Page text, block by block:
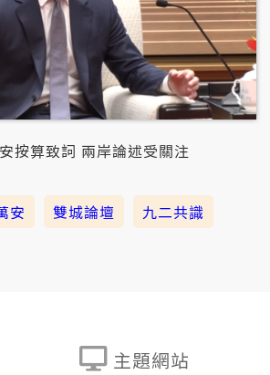
按算致詞 兩岸論述受關注
安 雙城論壇 九二共識
主題網站